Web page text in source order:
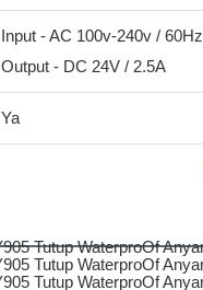
Input - AC 100v-240v / 60Hz
Output - DC 24V / 2.5A
Ya